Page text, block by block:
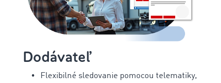
Dodávateľ
Flexibilné sledovanie pomocou telematiky,